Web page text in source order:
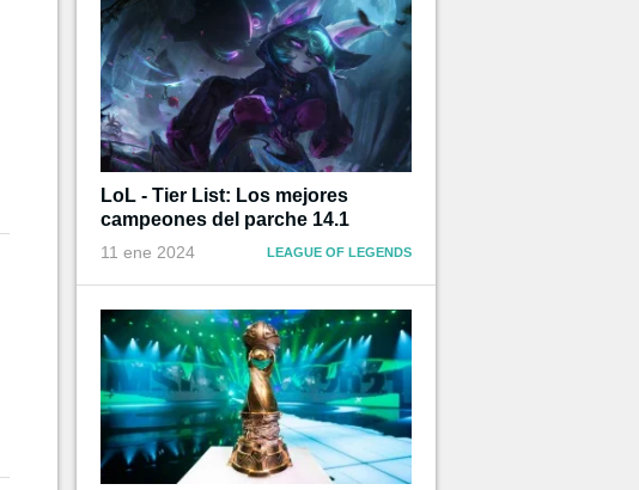
LoL - Tier List: Los mejores
campeones del parche 14.1
11 ene 2024 LEAGUE OF LEGENDS